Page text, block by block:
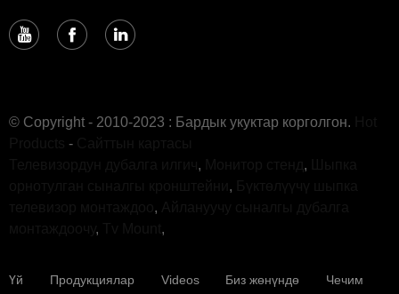
© Copyright - 2010-2023 : Бардык укуктар корголгон.
-
, ,
,
,
, ,
Үй Продукциялар Videos Биз жөнүндө
Чечим